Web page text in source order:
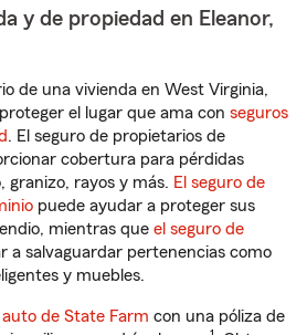
y de propiedad en Eleanor,
de una vivienda en West Virginia,
el lugar que ama con seguros
. El seguro de propietarios de
cobertura para pérdidas
granizo, rayos y más. El seguro de
puede ayudar a proteger sus
mientras que el seguro de
a salvaguardar pertenencias como
y muebles.
de State Farm con una póliza de